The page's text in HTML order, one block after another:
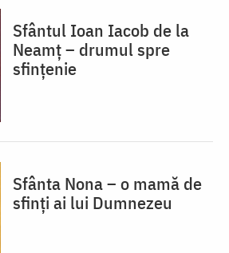
Sfântul Ioan Iacob de la
Neamț – drumul spre
sfințenie
Sfânta Nona – o mamă de
sfinți ai lui Dumnezeu